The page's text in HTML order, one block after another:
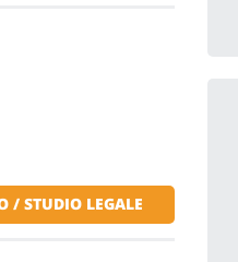
/ STUDIO LEGALE